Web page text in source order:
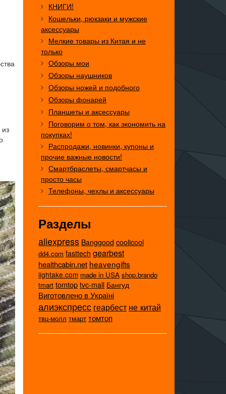
КНИГИ!
Кошельки, рюкзаки и мужские
аксессуары
Мелкие товары из Китая и не
только
Обзоры мои
Обзоры наушников
Обзоры ножей и подобного
Обзоры фонарей
Планшеты и аксессуары
Поговорим о том, как экономить на
покупках!
Распродажи, новинки, купоны и
прочие важные новости!
Смартбраслеты, смартчасы и
просто часы
Телефоны, чехлы и аксессуары
Разделы
aliexpress Banggood coolicool
dd4.com fasttech gearbest
healthcabin.net heavengifts
lightake.com made in USA shop.brando
tmart tomtop tvc-mall Бангуд
Виготовлено в Україні
алиэкспресс геарбест не китай
твц-молл тмарт томтоп